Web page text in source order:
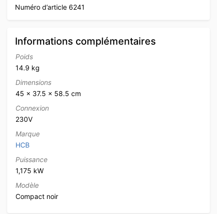
Numéro d’article 6241
Informations complémentaires
Poids
14.9 kg
Dimensions
45 × 37.5 × 58.5 cm
Connexion
230V
Marque
HCB
Puissance
1,175 kW
Modèle
Compact noir